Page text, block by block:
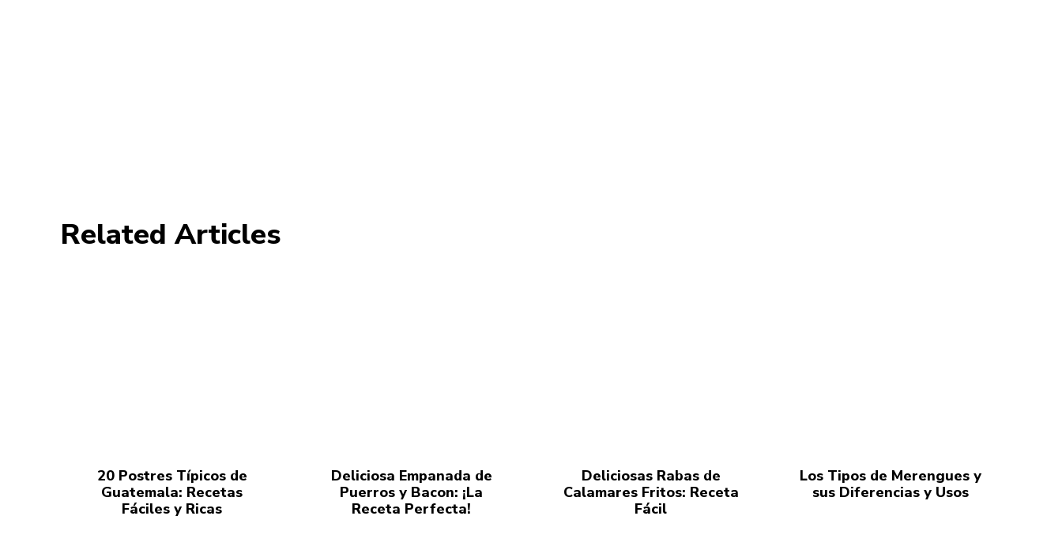
Related Articles
20 Postres Típicos de
Guatemala: Recetas
Fáciles y Ricas
Deliciosa Empanada de
Puerros y Bacon: ¡La
Receta Perfecta!
Deliciosas Rabas de
Calamares Fritos: Receta
Fácil
Los Tipos de Merengues y
sus Diferencias y Usos